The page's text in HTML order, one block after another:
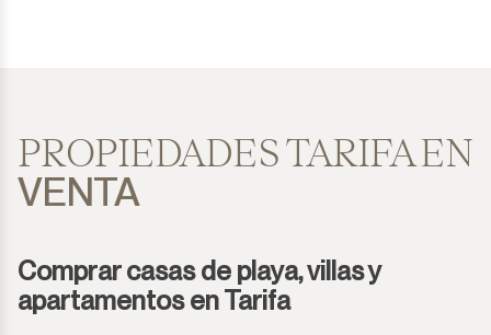
PROPIEDADES TARIFA EN
VENTA
Comprar casas de playa, villas y
apartamentos en Tarifa